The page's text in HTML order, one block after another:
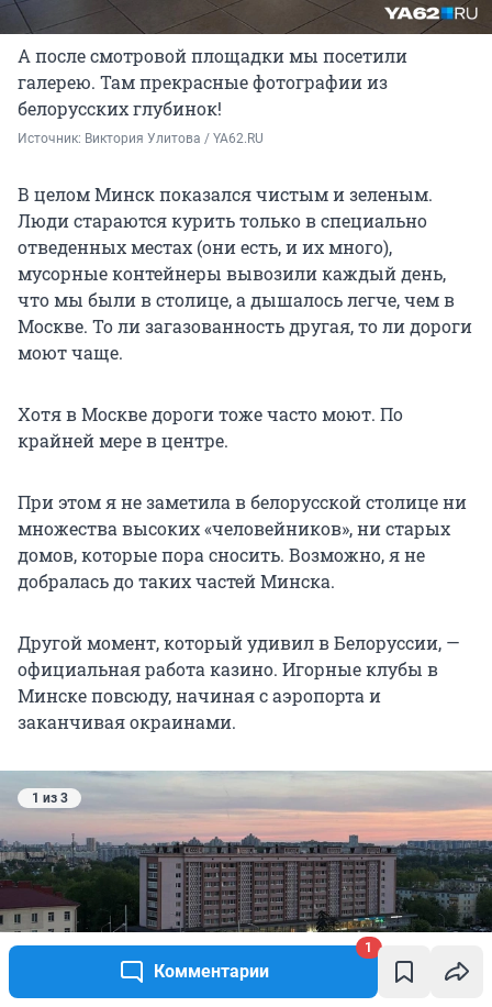
Комментарии
1
А после смотровой площадки мы посетили
галерею. Там прекрасные фотографии из
белорусских глубинок!
Источник: Виктория Улитова / YA62.RU
В целом Минск показался чистым и зеленым.
Люди стараются курить только в специально
отведенных местах (они есть, и их много),
мусорные контейнеры вывозили каждый день,
что мы были в столице, а дышалось легче, чем в
Москве. То ли загазованность другая, то ли дороги
моют чаще.
Хотя в Москве дороги тоже часто моют. По
крайней мере в центре.
При этом я не заметила в белорусской столице ни
множества высоких «человейников», ни старых
домов, которые пора сносить. Возможно, я не
добралась до таких частей Минска.
Другой момент, который удивил в Белоруссии, —
официальная работа казино. Игорные клубы в
Минске повсюду, начиная с аэропорта и
заканчивая окраинами.
1 из 3